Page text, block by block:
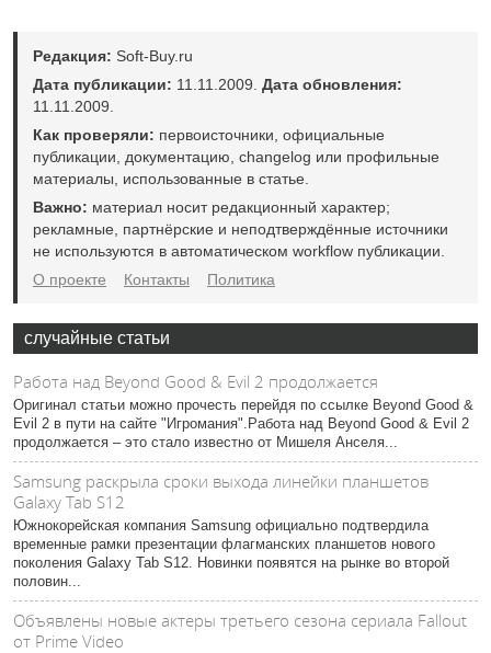
Редакция: Soft-Buy.ru
Дата публикации: 11.11.2009. Дата обновления:
11.11.2009.
Как проверяли: первоисточники, официальные
публикации, документацию, changelog или профильные
материалы, использованные в статье.
Важно: материал носит редакционный характер;
рекламные, партнёрские и неподтверждённые источники
не используются в автоматическом workflow публикации.
О проекте
Контакты Политика
случайные статьи
Работа над Beyond Good & Evil 2 продолжается
Оригинал статьи можно прочесть перейдя по ссылке Beyond Good &
Evil 2 в пути на сайте "Игромания".Работа над Beyond Good & Evil 2
продолжается – это стало известно от Мишеля Анселя...
Samsung раскрыла сроки выхода линейки планшетов
Galaxy Tab S12
Южнокорейская компания Samsung официально подтвердила
временные рамки презентации флагманских планшетов нового
поколения Galaxy Tab S12. Новинки появятся на рынке во второй
половин...
Объявлены новые актеры третьего сезона сериала Fallout
от Prime Video